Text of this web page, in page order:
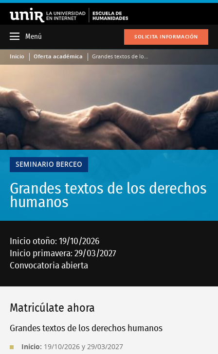
Menú SOLICITA INFORMACIÓN
Inicio Oferta académica Grandes textos de los derechos humanos
SEMINARIO BERCEO
Grandes textos de los derechos
humanos
Inicio otoño: 19/10/2026
Inicio primavera: 29/03/2027
Convocatoria abierta
Matricúlate ahora
Grandes textos de los derechos humanos
Inicio: 19/10/2026 y 29/03/2027